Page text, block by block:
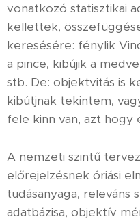
vonatkozó statisztikai
kellettek,
keresésére: fénylik
a pince, kibújik a
stb. De: objektvitás is
kibútjnak tekintem,
fele kinn van, azt hogy
A nemzeti szintű
előrejelzésnek óriási
tudásanyaga, releváns
adatbázisa, objektív